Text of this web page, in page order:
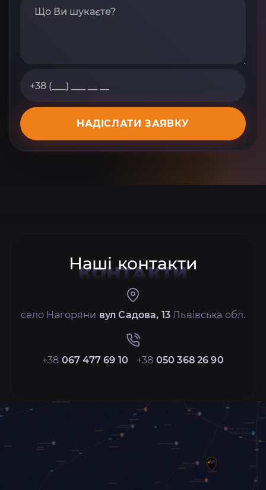
НАДІСЛАТИ ЗАЯВКУ
Наші контакти
КОНТАКТИ
село Нагоряни вул Садова, 13 Львівська обл.
+38 067 477 69 10 +38 050 368 26 90